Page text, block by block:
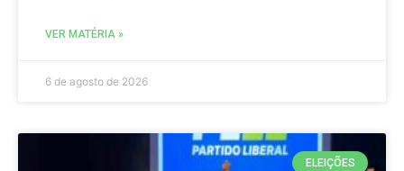
VER MATÉRIA »
6 de agosto de 2026
ELEIÇÕES